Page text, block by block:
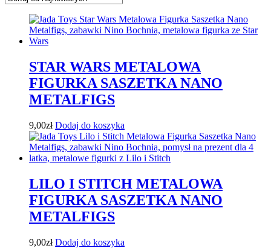
STAR WARS METALOWA
FIGURKA SASZETKA NANO
METALFIGS
9,00zł Dodaj do koszyka
LILO I STITCH METALOWA
FIGURKA SASZETKA NANO
METALFIGS
9,00zł Dodaj do koszyka